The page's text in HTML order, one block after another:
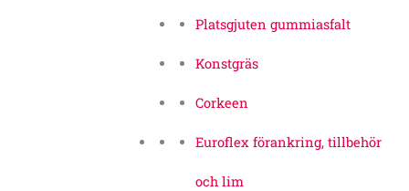
Platsgjuten gummiasfalt
Konstgräs
Corkeen
Euroflex förankring, tillbehör
och lim